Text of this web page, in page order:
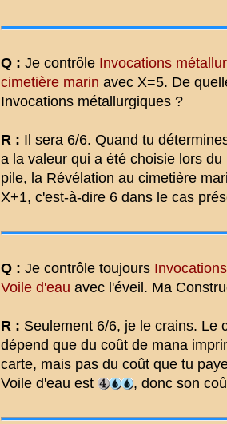
Q : Je contrôle Invocations
cimetière marin avec X=5. De
Invocations métallurgiques ?
R : Il sera 6/6. Quand tu
a la valeur qui a été choisie lors
pile, la Révélation au cimetière
X+1, c'est-à-dire 6 dans le cas
Q : Je contrôle toujours
Voile d'eau avec l'éveil. Ma
R : Seulement 6/6, je le crains. Le
dépend que du coût de mana
carte, mais pas du coût que tu
Voile d'eau est
, donc son